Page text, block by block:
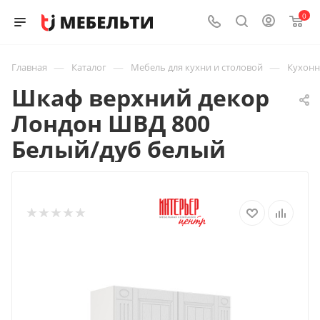
0
Главная — Каталог — Мебель для кухни и столовой —
Шкаф верхний декор
Лондон ШВД 800
Белый/дуб белый